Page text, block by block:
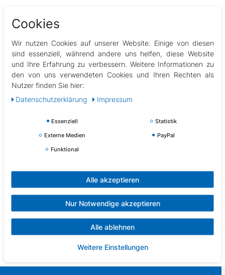
Beschreibung
Technische Daten
Weitere Details
Farbe: lila, pink, gelb oder blau
Material: Kunststoff Schaufel und Griff, Schaufelstiel aus
Holz
Größe: 50 cm x 11 cm
Achtung: Nicht für Kinder unter 36 Monaten geeignet
Lieferumfang: 1 Schaufel Octopus
Cookies
Wir nutzen Cookies auf unserer Website. Einige von diesen
sind essenziell, während andere uns helfen, diese Website
und Ihre Erfahrung zu verbessern. Weitere Informationen zu
den von uns verwendeten Cookies und Ihren Rechten als
Nutzer finden Sie hier:
Daten­schutz­erklärung
Impressum
Essenziell
Statistik
Externe Medien
PayPal
Funktional
Alle akzeptieren
Nur Notwendige akzeptieren
Alle ablehnen
Weitere Einstellungen